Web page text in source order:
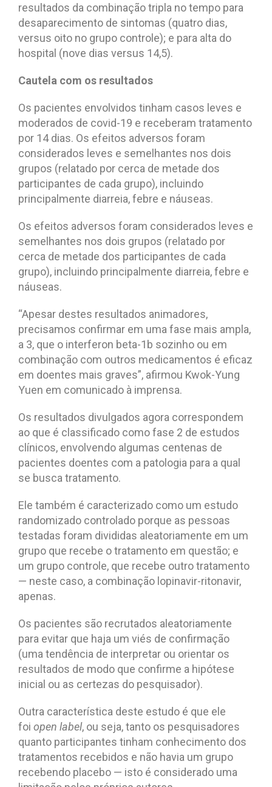
resultados da combinação tripla no tempo para
desaparecimento de sintomas (quatro dias,
versus oito no grupo controle); e para alta do
hospital (nove dias versus 14,5).
Cautela com os resultados
Os pacientes envolvidos tinham casos leves e
moderados de covid-19 e receberam tratamento
por 14 dias. Os efeitos adversos foram
considerados leves e semelhantes nos dois
grupos (relatado por cerca de metade dos
participantes de cada grupo), incluindo
principalmente diarreia, febre e náuseas.
Os efeitos adversos foram considerados leves e
semelhantes nos dois grupos (relatado por
cerca de metade dos participantes de cada
grupo), incluindo principalmente diarreia, febre e
náuseas.
“Apesar destes resultados animadores,
precisamos confirmar em uma fase mais ampla,
a 3, que o interferon beta-1b sozinho ou em
combinação com outros medicamentos é eficaz
em doentes mais graves”, afirmou Kwok-Yung
Yuen em comunicado à imprensa.
Os resultados divulgados agora correspondem
ao que é classificado como fase 2 de estudos
clínicos, envolvendo algumas centenas de
pacientes doentes com a patologia para a qual
se busca tratamento.
Ele também é caracterizado como um estudo
randomizado controlado porque as pessoas
testadas foram divididas aleatoriamente em um
grupo que recebe o tratamento em questão; e
um grupo controle, que recebe outro tratamento
— neste caso, a combinação lopinavir-ritonavir,
apenas.
Os pacientes são recrutados aleatoriamente
para evitar que haja um viés de confirmação
(uma tendência de interpretar ou orientar os
resultados de modo que confirme a hipótese
inicial ou as certezas do pesquisador).
Outra característica deste estudo é que ele
foi open label, ou seja, tanto os pesquisadores
quanto participantes tinham conhecimento dos
tratamentos recebidos e não havia um grupo
recebendo placebo — isto é considerado uma